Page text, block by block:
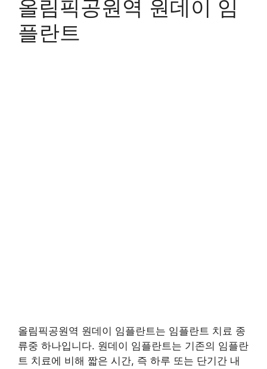
올림픽공원역 원데이 임
플란트
올림픽공원역 원데이 임플란트는 임플란트 치료 종
류중 하나입니다. 원데이 임플란트는 기존의 임플란
트 치료에 비해 짧은 시간, 즉 하루 또는 단기간 내